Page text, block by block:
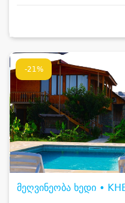
-21%
მეღვინეობა ხედი •